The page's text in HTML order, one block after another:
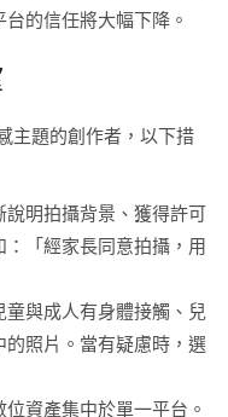
的信任將大幅下降。
主題的創作者，以下措
說明拍攝背景、獲得許可
「經家長同意拍攝，用
童與成人有身體接觸、兒
照片。當有疑慮時，選
位資產集中於單一平台。